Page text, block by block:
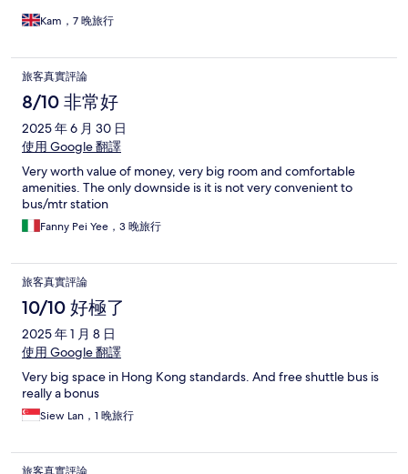
Kam，7 晚旅行
旅客真實評論
8/10 非常好
2025 年 6 月 30 日
使用 Google 翻譯
Very worth value of money, very big room and comfortable
amenities. The only downside is it is not very convenient to
bus/mtr station
Fanny Pei Yee，3 晚旅行
旅客真實評論
10/10 好極了
2025 年 1 月 8 日
使用 Google 翻譯
Very big space in Hong Kong standards. And free shuttle bus is
really a bonus
Siew Lan，1 晚旅行